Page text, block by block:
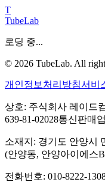
T
TubeLab
로딩 중...
© 2026 TubeLab. All
개인정보처리방침서비
상호: 주식회사 레이드
639-81-02028통신판매
소재지: 경기도 안양시
(안양동, 안양아이에스
전화번호: 010-8222-